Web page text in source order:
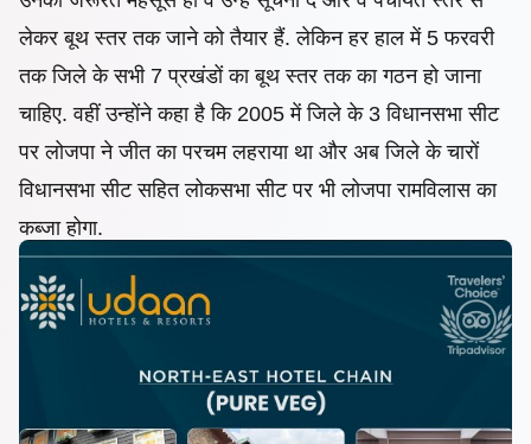
लेकर बूथ स्तर तक जाने को तैयार हैं. लेकिन हर हाल में 5 फरवरी
तक जिले के सभी 7 प्रखंडों का बूथ स्तर तक का गठन हो जाना
चाहिए. वहीं उन्होंने कहा है कि 2005 में जिले के 3 विधानसभा सीट
पर लोजपा ने जीत का परचम लहराया था और अब जिले के चारों
विधानसभा सीट सहित लोकसभा सीट पर भी लोजपा रामविलास का
कब्जा होगा.